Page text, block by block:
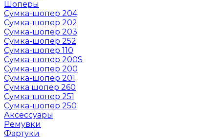
Шоперы
Сумка-шопер 204
Сумка-шопер 202
Сумка-шопер 203
Сумка-шопер 252
Сумка-шопер 110
Сумка-шопер 200S
Сумка-шопер 200
Сумка-шопер 201
Сумка шопер 260
Сумка-шопер 251
Сумка-шопер 250
Аксессуары
Ремувки
Фартуки